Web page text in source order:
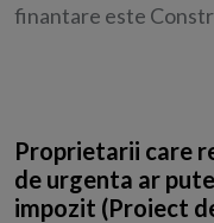
finantare este
Proprietarii care
de urgenta ar
impozit (Proiect